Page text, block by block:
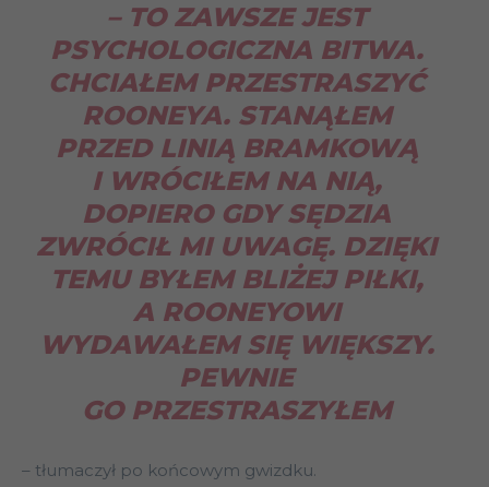
– TO ZAWSZE JEST
PSYCHOLOGICZNA BITWA.
CHCIAŁEM PRZESTRASZYĆ
ROONEYA. STANĄŁEM
PRZED LINIĄ BRAMKOWĄ
I WRÓCIŁEM NA NIĄ,
DOPIERO GDY SĘDZIA
ZWRÓCIŁ MI UWAGĘ. DZIĘKI
TEMU BYŁEM BLIŻEJ PIŁKI,
A ROONEYOWI
WYDAWAŁEM SIĘ WIĘKSZY.
PEWNIE
GO PRZESTRASZYŁEM
– tłumaczył po końcowym gwizdku.